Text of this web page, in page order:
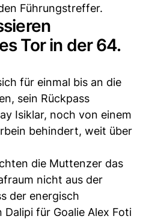
Führungstreffer.
Tor in der 64.
für einmal bis an die
sein Rückpass
Isiklar, noch von einem
behindert, weit über
die Muttenzer das
nicht aus der
der energisch
für Goalie Alex Foti